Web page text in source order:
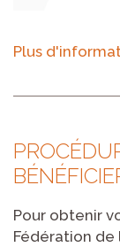
Plus
Pour obtenir
Fédération de